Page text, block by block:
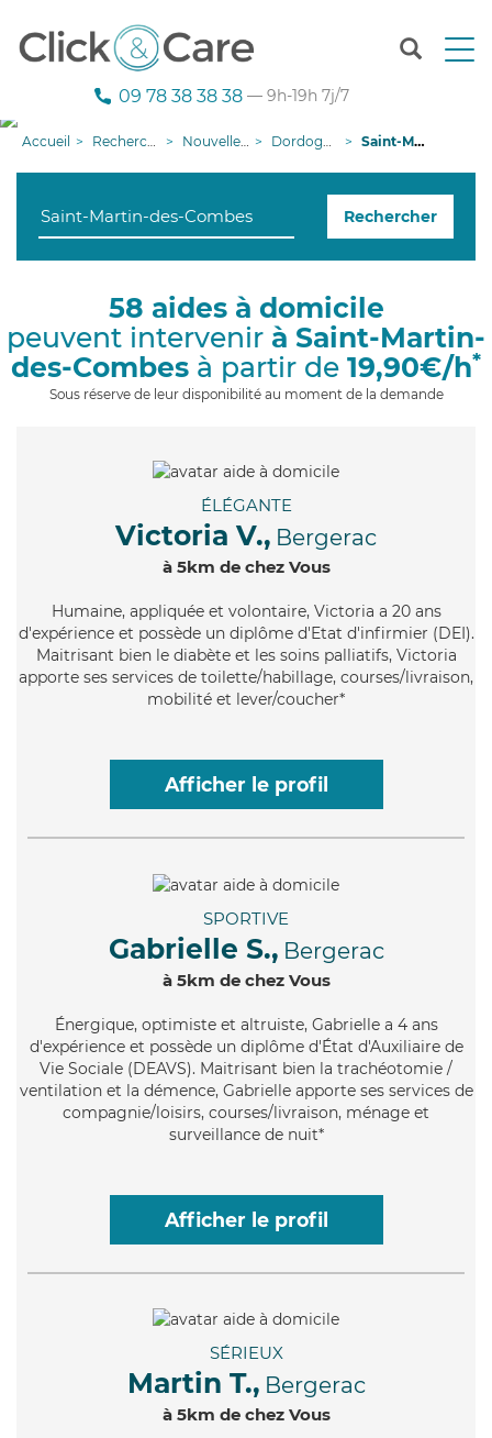
T
n
g
i
o
n
09 78 38 38 38 — 9h-19h 7j/7
Accueil Recherche aide à domicile Nouvelle-Aquitaine Dordogne Saint-Martin-des-Combes
Rechercher
58 aides à domicile
peuvent intervenir à Saint-Martin-
des-Combes à partir de 19,90€/h*
Sous réserve de leur disponibilité au moment de la demande
ÉLÉGANTE
Victoria V., Bergerac
à 5km de chez Vous
Humaine, appliquée et volontaire, Victoria a 20 ans
d'expérience et possède un diplôme d'Etat d'infirmier (DEI).
Maitrisant bien le diabète et les soins palliatifs, Victoria
apporte ses services de toilette/habillage, courses/livraison,
mobilité et lever/coucher*
Afficher le profil
SPORTIVE
Gabrielle S., Bergerac
à 5km de chez Vous
Énergique, optimiste et altruiste, Gabrielle a 4 ans
d'expérience et possède un diplôme d'État d'Auxiliaire de
Vie Sociale (DEAVS). Maitrisant bien la trachéotomie /
ventilation et la démence, Gabrielle apporte ses services de
compagnie/loisirs, courses/livraison, ménage et
surveillance de nuit*
Afficher le profil
SÉRIEUX
Martin T., Bergerac
à 5km de chez Vous